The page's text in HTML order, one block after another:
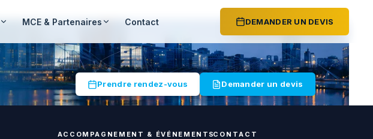
MCE & Partenaires Contact DEMANDER UN DEVIS
Prendre rendez-vous Demander un devis
ACCOMPAGNEMENT & ÉVÉNEMENTSCONTACT